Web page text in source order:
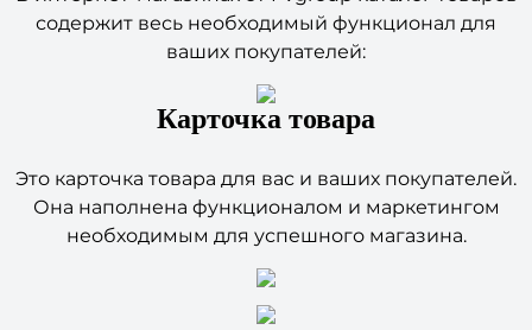
ваших покупателей:
Карточка товара
Это карточка товара для вас и ваших покупателей.
необходимым для успешного магазина.
Остались вопросы?